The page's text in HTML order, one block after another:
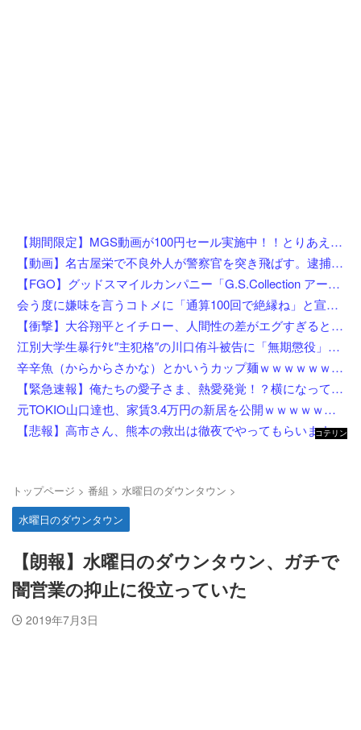
【期間限定】MGS動画が100円セール実施中！！とりあえず全部買うやろｗｗｗｗｗ
【動画】名古屋栄で不良外人が警察官を突き飛ばす。逮捕しろやｗｗｗ
【FGO】グッドスマイルカンパニー「G.S.Collection アーチャー/バーヴァン・シー 英霊祝装Ver.」【フィギュア化決定】
会う度に嫌味を言うコトメに「通算100回で絶縁ね」と宣言した私！カウント達成後、鍵を交換して庭で喚くコトメに仕掛けた恥ずかしすぎる撃退法←律儀に録音＆カウントしてて草
【衝撃】大谷翔平とイチロー、人間性の差がエグすぎると話題に←お前らコレ見てどう思う？？？？？？
江別大学生暴行ﾀﾋ″主犯格″の川口侑斗被告に「無期懲役」の判決→当時17歳少年に「懲役30年」の判決
辛辛魚（からからさかな）とかいうカップ麺ｗｗｗｗｗｗｗｗｗｗ
【緊急速報】俺たちの愛子さま、熱愛発覚！？横になってしまう奴らが大量発生してしまう…
元TOKIO山口達也、家賃3.4万円の新居を公開ｗｗｗｗｗｗｗｗ
【悲報】高市さん、熊本の救出は徹夜でやってもらいますと言ってしまいめっちゃ炎上してしまうw w w w w w w w w
コテリン
トップページ > 番組 > 水曜日のダウンタウン >
水曜日のダウンタウン
【朗報】水曜日のダウンタウン、ガチで
闇営業の抑止に役立っていた
2019年7月3日